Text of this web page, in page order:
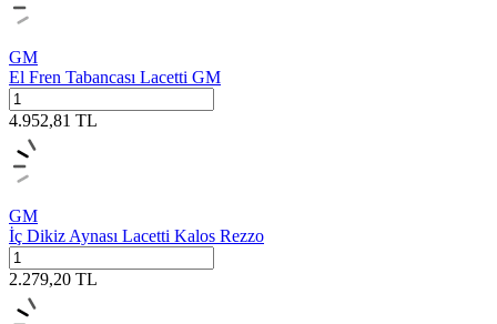
GM
El Fren Tabancası Lacetti GM
4.952,81 TL
GM
İç Dikiz Aynası Lacetti Kalos Rezzo
2.279,20 TL